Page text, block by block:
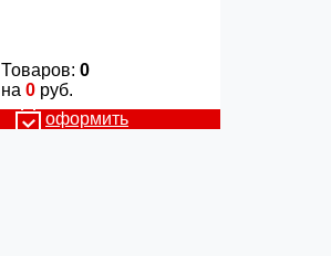
Товаров: 0
на 0 руб.
оформить